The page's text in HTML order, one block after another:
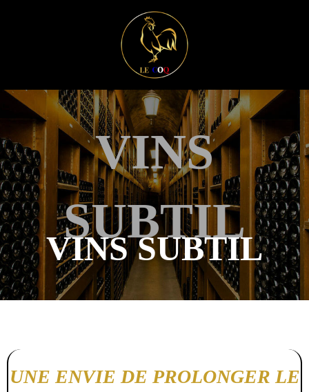
VINS
SUBTIL
VINS SUBTIL
UNE ENVIE DE PROLONGER LE